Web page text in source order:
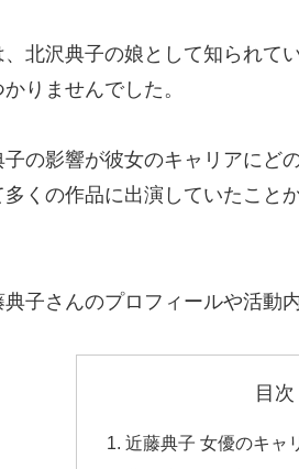
北沢典子の娘として知られて
りませんでした。
の影響が彼女のキャリアにど
くの作品に出演していたこと
子さんのプロフィールや活動
目次
近藤典子 女優のキャ